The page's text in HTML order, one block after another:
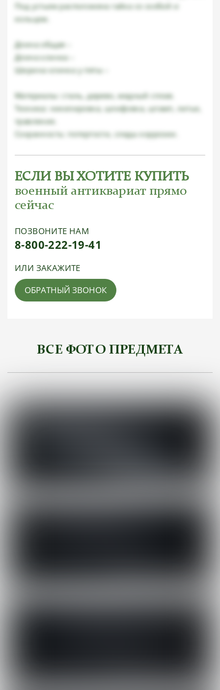
Под устьем расположена гайка со скобой и
кольцом.
Длина общая –
Длина клинка –
Ширина клинка у пяты –
Материалы: сталь, дерево, медный сплав.
Техника: никелировка, шлифовка, штамп, литье,
травление.
Сохранность: потертости, следы коррозии.
ЕСЛИ ВЫ ХОТИТЕ КУПИТЬ
военный антиквариат прямо
сейчас
ПОЗВОНИТЕ НАМ
8-800-222-19-41
ИЛИ ЗАКАЖИТЕ
ОБРАТНЫЙ ЗВОНОК
ВСЕ ФОТО ПРЕДМЕТА